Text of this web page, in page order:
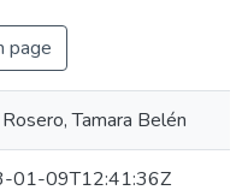
page
Tamara Belén
01-09T12:41:36Z